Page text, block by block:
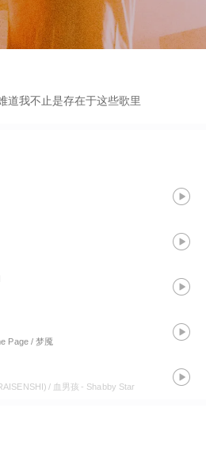
道我不止是存在于这些歌里
Page / 梦魇
/ 血男孩 - Shabby Star